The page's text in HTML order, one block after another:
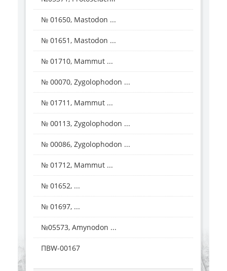
№ 01650, Mastodon ...
№ 01651, Mastodon ...
№ 01710, Mammut ...
№ 00070, Zygolophodon ...
№ 01711, Mammut ...
№ 00113, Zygolophodon ...
№ 00086, Zygolophodon ...
№ 01712, Mammut ...
№ 01652, ...
№ 01697, ...
№05573, Amynodon ...
ПВW-00167